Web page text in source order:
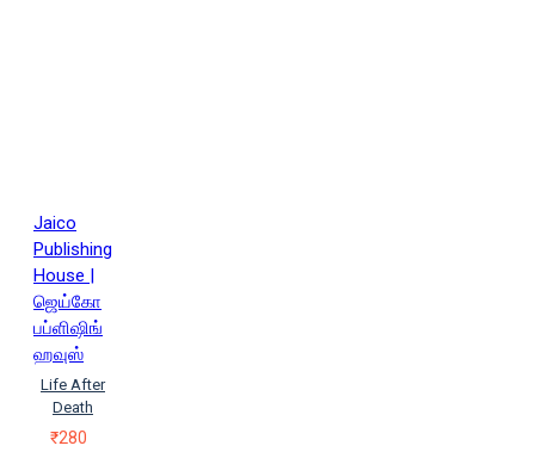
Jaico
Publishing
House |
ஜெய்கோ
பப்ளிஷிங்
ஹவுஸ்
Life After
Death
₹280